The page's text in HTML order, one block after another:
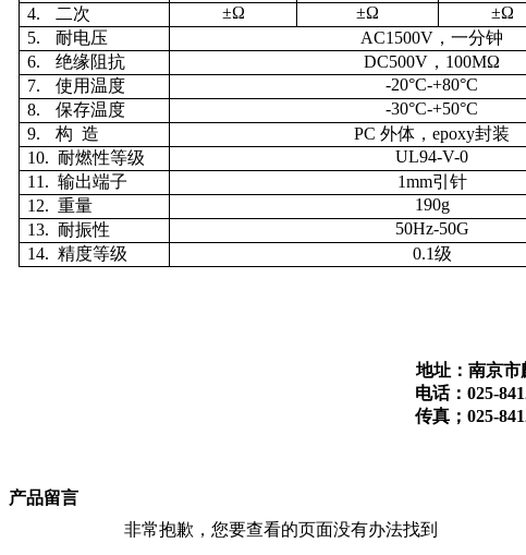
4.
二次 ±Ω ±Ω ±Ω
5.
耐电压
AC1500V，一分钟
6.
绝缘阻抗 DC500V ， 100MΩ
7.
使用温度 -20°C-+80°C
8.
保存温度 -30°C-+50°C
9.
构 造
PC 外体，epoxy封装
10. 耐燃性等级
UL94-V-0
11. 输出端子
1mm引针
12. 重量
190g
13. 耐振性
50Hz-50G
14. 精度等级 0.1级
地址：南京市
电话：025-
传真；025-
产品留言